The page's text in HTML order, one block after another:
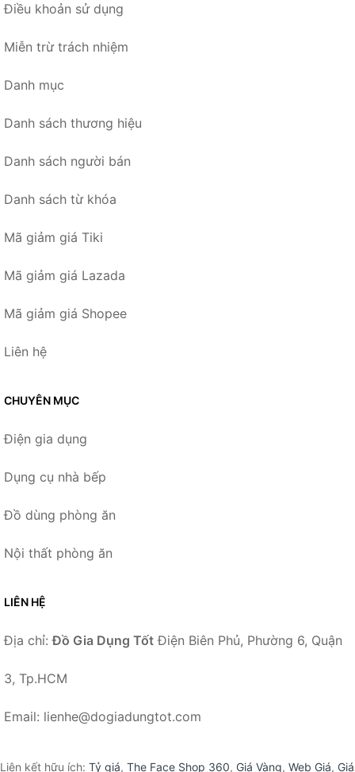
Điều khoản sử dụng
Miễn trừ trách nhiệm
Danh mục
Danh sách thương hiệu
Danh sách người bán
Danh sách từ khóa
Mã giảm giá Tiki
Mã giảm giá Lazada
Mã giảm giá Shopee
Liên hệ
CHUYÊN MỤC
Điện gia dụng
Dụng cụ nhà bếp
Đồ dùng phòng ăn
Nội thất phòng ăn
LIÊN HỆ
Địa chỉ:Đồ Gia Dụng Tốt Điện Biên Phủ, Phường 6, Quận
3, Tp.HCM
Email: lienhe@dogiadungtot.com
Liên kết hữu ích: Tỷ giá, The Face Shop 360, Giá Vàng, Web Giá, Giá